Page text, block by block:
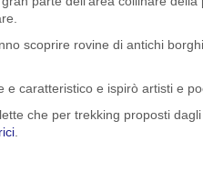
scoprire rovine di antichi
caratteristico e ispirò artisti e
che per trekking proposti